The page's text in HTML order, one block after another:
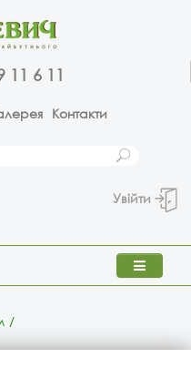
11 6 11
Контакти
Увійти